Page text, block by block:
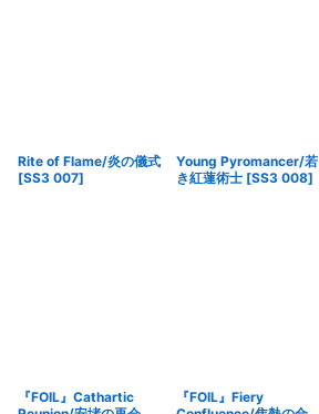
Rite of Flame/炎の儀式
[SS3 007]
Young Pyromancer/若
き紅蓮術士 [SS3 008]
『FOIL』Cathartic
『FOIL』Fiery